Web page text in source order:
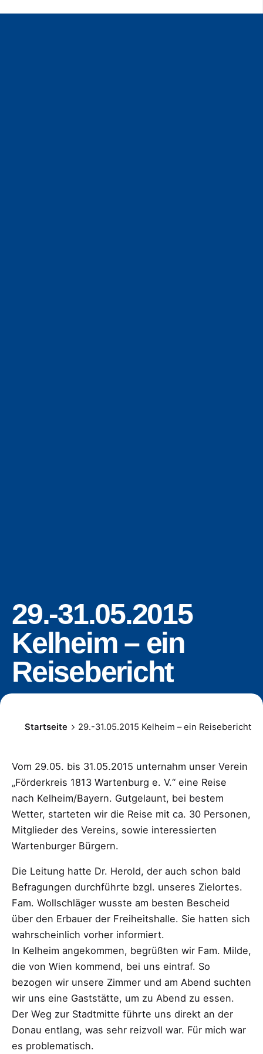
29.-31.05.2015
Kelheim – ein
Reisebericht
Startseite 29.-31.05.2015 Kelheim – ein Reisebericht
Vom 29.05. bis 31.05.2015 unternahm unser Verein
„Förderkreis 1813 Wartenburg e. V.“ eine Reise
nach Kelheim/Bayern. Gutgelaunt, bei bestem
Wetter, starteten wir die Reise mit ca. 30 Personen,
Mitglieder des Vereins, sowie interessierten
Wartenburger Bürgern.
Die Leitung hatte Dr. Herold, der auch schon bald
Befragungen durchführte bzgl. unseres Zielortes.
Fam. Wollschläger wusste am besten Bescheid
über den Erbauer der Freiheitshalle. Sie hatten sich
wahrscheinlich vorher informiert.
In Kelheim angekommen, begrüßten wir Fam. Milde,
die von Wien kommend, bei uns eintraf. So
bezogen wir unsere Zimmer und am Abend suchten
wir uns eine Gaststätte, um zu Abend zu essen.
Der Weg zur Stadtmitte führte uns direkt an der
Donau entlang, was sehr reizvoll war. Für mich war
es problematisch.